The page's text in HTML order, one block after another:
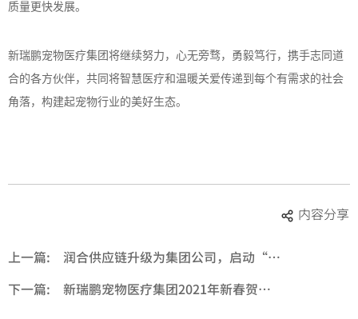
质量更快发展。
新瑞鹏宠物医疗集团将继续努力，心无旁骛，勇毅笃行，携手志同道
合的各方伙伴，共同将智慧医疗和温暖关爱传递到每个有需求的社会
角落，构建起宠物行业的美好生态。
内容分享
上一篇:
润合供应链升级为集团公司，启动“宠业大汇”春季洽谈会
下一篇:
新瑞鹏宠物医疗集团2021年新春贺词 | 自信人生二百年，会当击水三千里